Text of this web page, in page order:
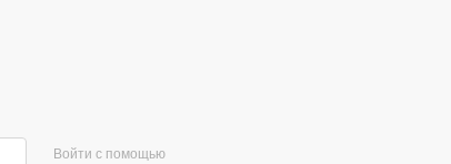
Войти с помощью